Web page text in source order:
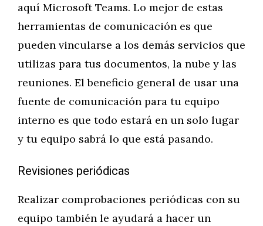
aquí Microsoft Teams. Lo mejor de estas
herramientas de comunicación es que
pueden vincularse a los demás servicios que
utilizas para tus documentos, la nube y las
reuniones. El beneficio general de usar una
fuente de comunicación para tu equipo
interno es que todo estará en un solo lugar
y tu equipo sabrá lo que está pasando.
Revisiones periódicas
Realizar comprobaciones periódicas con su
equipo también le ayudará a hacer un